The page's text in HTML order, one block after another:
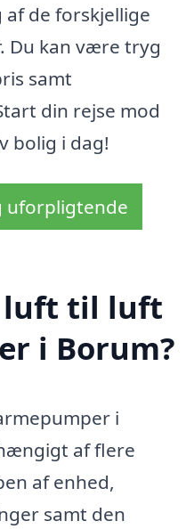
de forskjellige
Du kan være tryg
samt
din rejse mod
bolig i dag!
uforpligtende
luft til luft
i Borum?
i
af flere
af enhed,
samt den